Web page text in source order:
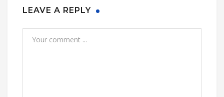
LEAVE A REPLY